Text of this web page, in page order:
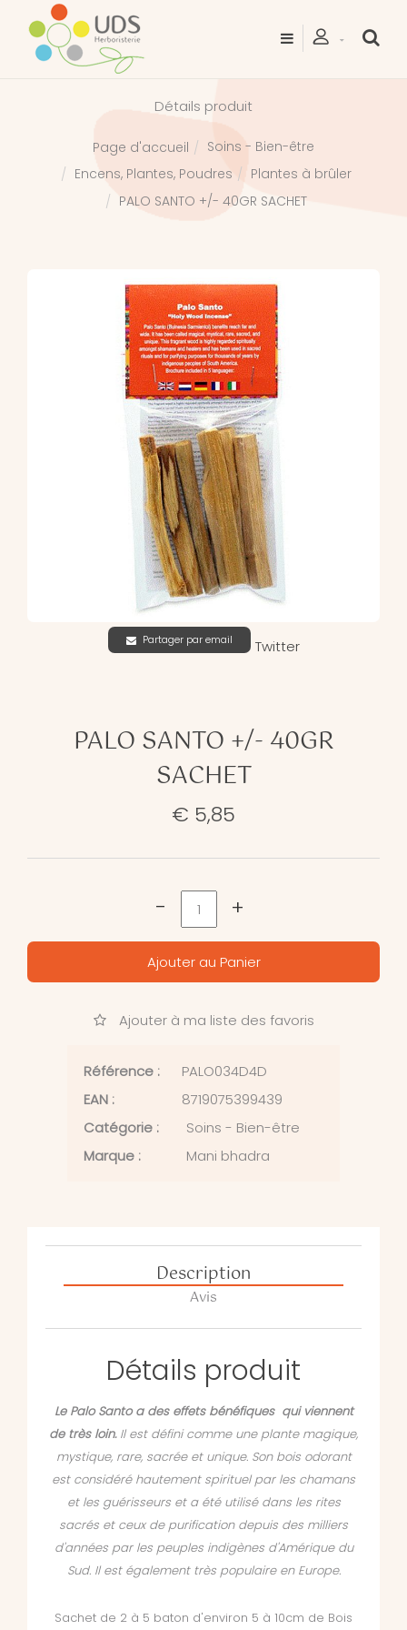
Détails produit
Page d'accueil
Soins - Bien-être
Encens, Plantes, Poudres
Plantes à brûler
PALO SANTO +/- 40GR SACHET
Partager par email Twitter
PALO SANTO +/- 40GR
SACHET
€ 5,85
- +
Ajouter au Panier
Ajouter à ma liste des favoris
Référence :
PALO034D4D
EAN :
8719075399439
Catégorie :
Soins - Bien-être
Marque :
Mani bhadra
Description
Avis
Détails produit
Le Palo Santo a des effets bénéfiques qui viennent
de très loin.Il est défini comme une plante magique,
mystique, rare, sacrée et unique. Son bois odorant
est considéré hautement spirituel par les chamans
et les guérisseurs et a été utilisé dans les rites
sacrés et ceux de purification depuis des milliers
d'années par les peuples indigènes d'Amérique du
Sud. Il est également très populaire en Europe.
Sachet de 2 à 5 baton d'environ 5 à 10cm de Bois